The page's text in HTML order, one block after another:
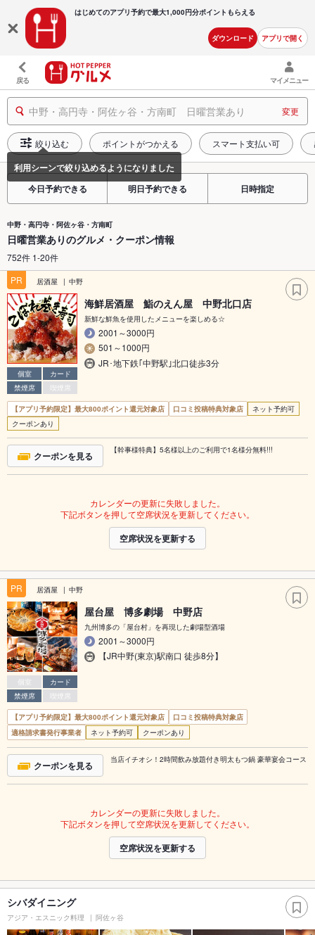
はじめてのアプリ予約で最大1,000円分ポイントもらえる
ダウンロード アプリで開く
戻る マイメニュー
中野・高円寺・阿佐ヶ谷・方南町 日曜営業あり 変更
絞り込む ポイントがつかえる スマート支払い可
今日予約できる 明日予約できる 日時指定
中野・高円寺・阿佐ヶ谷・方南町
日曜営業ありのグルメ・クーポン情報
752件 1-20件
PR
居酒屋 中野
個室
カード
禁煙席
喫煙席
海鮮居酒屋 鮨のえん屋 中野北口店
新鮮な鮮魚を使用したメニューを楽しめる☆
2001～3000円
501～1000円
JR･地下鉄｢中野駅｣北口徒歩3分
【アプリ予約限定】最大800ポイント還元対象店 口コミ投稿特典対象店
ネット予約可
クーポンあり
クーポンを見る 【幹事様特典】5名様以上のご利用で1名様分無料!!!
カレンダーの更新に失敗しました。
下記ボタンを押して空席状況を更新してください。
空席状況を更新する
PR 居酒屋 中野
個室
カード
禁煙席
喫煙席
屋台屋 博多劇場 中野店
九州博多の「屋台村」を再現した劇場型酒場
2001～3000円
【JR中野(東京)駅南口 徒歩8分】
【アプリ予約限定】最大800ポイント還元対象店
口コミ投稿特典対象店
適格請求書発行事業者
ネット予約可 クーポンあり
クーポンを見る 当店イチオシ！2時間飲み放題付き明太もつ鍋 豪華宴会コース
カレンダーの更新に失敗しました。
下記ボタンを押して空席状況を更新してください。
空席状況を更新する
シバダイニング
アジア・エスニック料理 阿佐ヶ谷